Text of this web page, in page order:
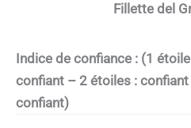
Fillette del
Indice de confiance : (1
confiant – 2 étoiles :
confiant)